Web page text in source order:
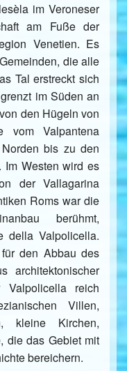
im Veroneser
am Fuße der
Venetien. Es
die alle
Tal erstreckt sich
im Süden an
den Hügeln von
vom Valpantena
bis zu den
Im Westen wird es
der Vallagarina
Roms war die
berühmt,
della Valpolicella.
den Abbau des
architektonischer
reich
Villen,
kleine Kirchen,
die das Gebiet mit
bereichern.